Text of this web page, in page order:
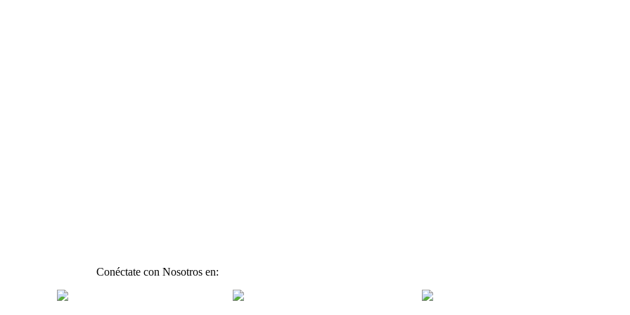
Conéctate con Nosotros en: